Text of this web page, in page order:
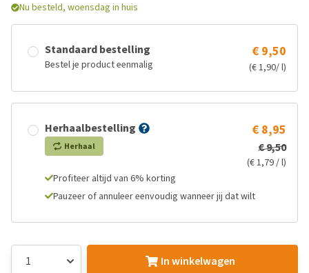
Nu besteld, woensdag in huis
Standaard bestelling
Bestel je product eenmalig
€ 9,50
(€ 1,90/ l)
Herhaalbestelling
Herhaal
€ 8,95
€ 9,50
(€ 1,79 / l)
Profiteer altijd van 6% korting
Pauzeer of annuleer eenvoudig wanneer jij dat wilt
In winkelwagen